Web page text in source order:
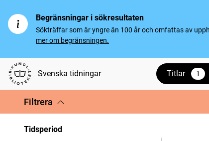
Begränsningar i sökresultaten
Sökträffar som är yngre än 100 år och omfattas av
mer om begränsningen.
Svenska tidningar Titlar 1
vald
Filtrera
Tidsperiod